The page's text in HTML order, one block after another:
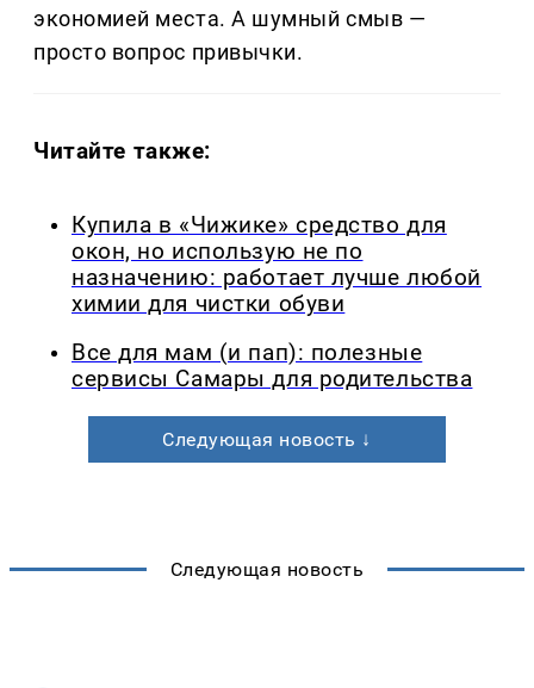
экономией места. А шумный смыв —
просто вопрос привычки.
Читайте также:
Купила в «Чижике» средство для
окон, но использую не по
назначению: работает лучше любой
химии для чистки обуви
Все для мам (и пап): полезные
сервисы Самары для родительства
Следующая новость ↓
Следующая новость